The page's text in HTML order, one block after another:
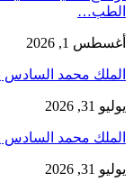
الطب…
أغسطس 1, 2026
الملك محمد السادس
يوليو 31, 2026
الملك محمد
يوليو 31, 2026